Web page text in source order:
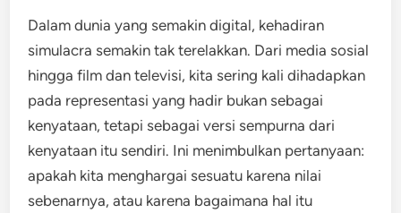
Dalam dunia yang semakin digital, kehadiran
simulacra semakin tak terelakkan. Dari media sosial
hingga film dan televisi, kita sering kali dihadapkan
pada representasi yang hadir bukan sebagai
kenyataan, tetapi sebagai versi sempurna dari
kenyataan itu sendiri. Ini menimbulkan pertanyaan:
apakah kita menghargai sesuatu karena nilai
sebenarnya, atau karena bagaimana hal itu